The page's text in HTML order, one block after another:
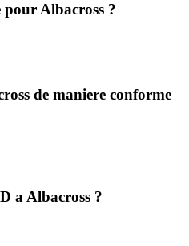
pour Albacross ?
de maniere conforme
a Albacross ?